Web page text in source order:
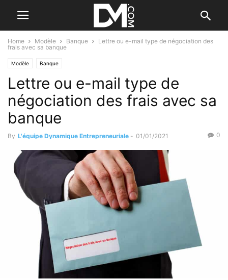
Home Modèle Banque
Lettre ou e-mail type de négociation des
frais avec sa banque
Modèle Banque
Lettre ou e-mail type de
négociation des frais avec sa
banque
By L'équipe Dynamique Entrepreneuriale - 01/01/2021 0